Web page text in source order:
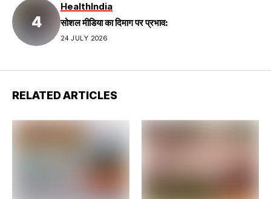
HealthIndia
सोशल मीडिया का दिमाग पर प्रभाव:
24 JULY 2026
RELATED ARTICLES